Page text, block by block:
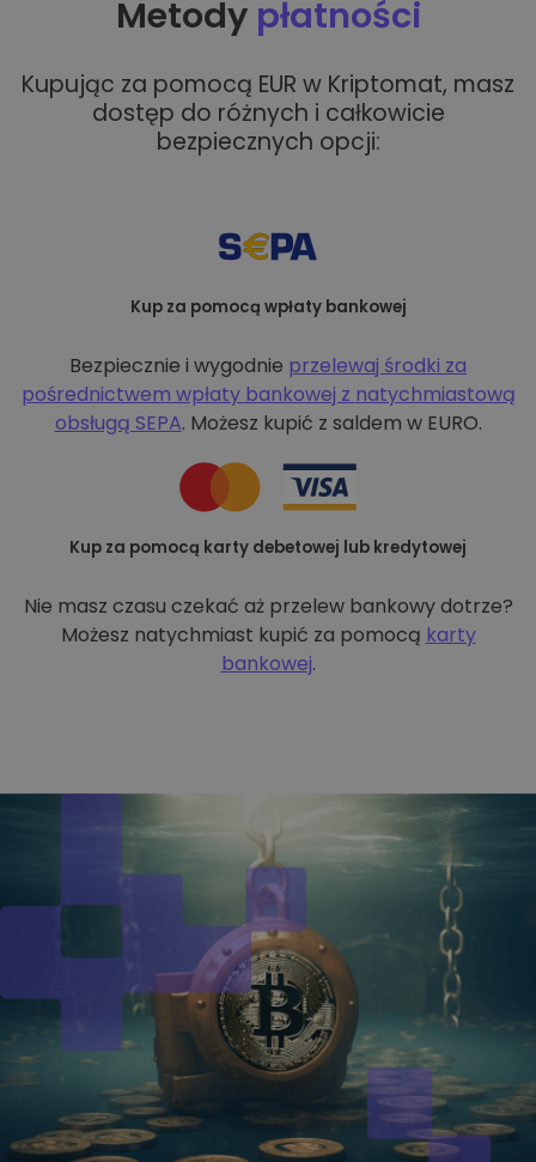
Metody płatności
Kupując za pomocą EUR w Kriptomat, masz
dostęp do różnych i całkowicie
bezpiecznych opcji:
Kup za pomocą wpłaty bankowej
Bezpiecznie i wygodnie przelewaj środki za
pośrednictwem wpłaty bankowej z natychmiastową
obsługą SEPA. Możesz kupić z saldem w EURO.
Kup za pomocą karty debetowej lub kredytowej
Nie masz czasu czekać aż przelew bankowy dotrze?
Możesz natychmiast kupić za pomocą karty
bankowej.